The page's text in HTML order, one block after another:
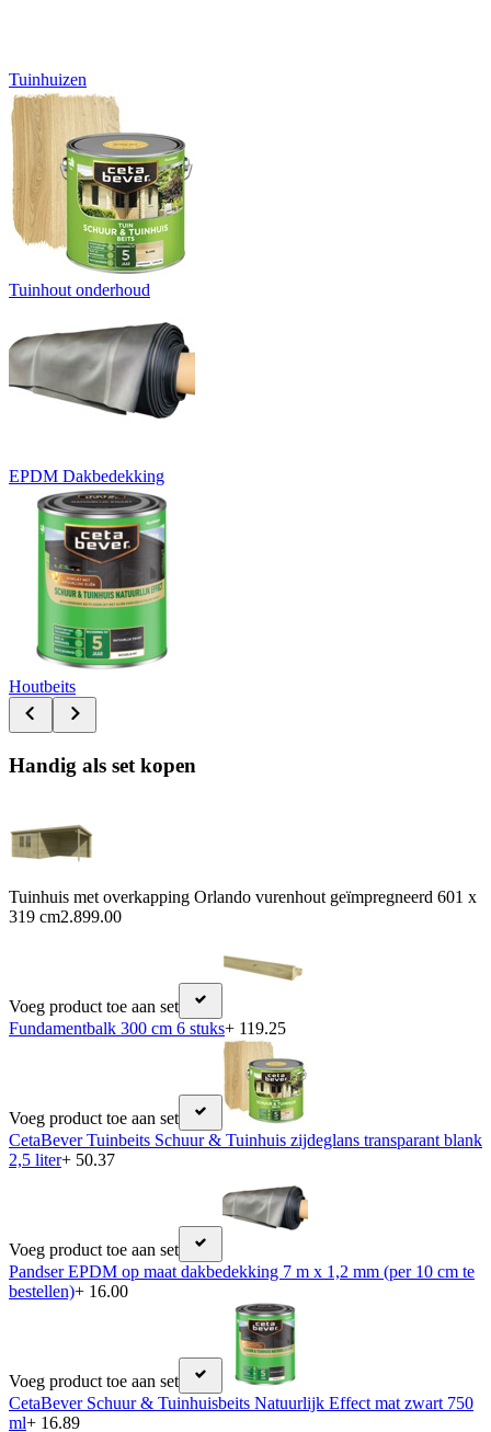
Tuinhuizen
Tuinhout onderhoud
EPDM Dakbedekking
Houtbeits
Handig als set kopen
Tuinhuis met overkapping Orlando vurenhout geïmpregneerd 601 x
319 cm2.899.00
Voeg product toe aan set
Fundamentbalk 300 cm 6 stuks+ 119.25
Voeg product toe aan set
CetaBever Tuinbeits Schuur & Tuinhuis zijdeglans transparant blank
2,5 liter+ 50.37
Voeg product toe aan set
Pandser EPDM op maat dakbedekking 7 m x 1,2 mm (per 10 cm te
bestellen)+ 16.00
Voeg product toe aan set
CetaBever Schuur & Tuinhuisbeits Natuurlijk Effect mat zwart 750
ml+ 16.89